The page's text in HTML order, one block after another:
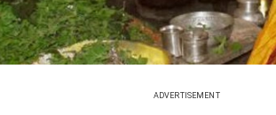
ADVERTISEMENT